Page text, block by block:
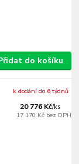
do košíku
20 776 Kč/ks
17 170 Kč bez DPH
k dodání do 6 týdnů